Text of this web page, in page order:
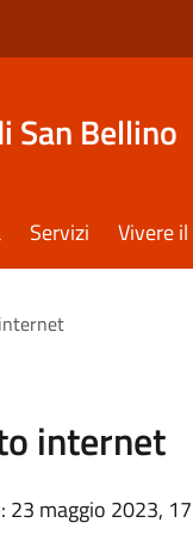
San Bellino
Servizi Vivere
internet
: 23 maggio 2023,